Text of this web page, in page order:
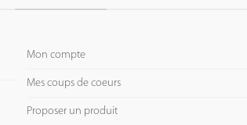
Mon compte
Mes coups de coeurs
Proposer un produit